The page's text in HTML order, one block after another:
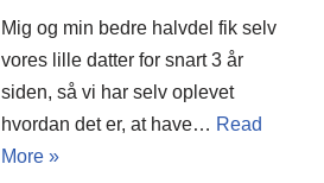
Mig og min bedre halvdel fik selv
vores lille datter for snart 3 år
siden, så vi har selv oplevet
hvordan det er, at have… Read
More »